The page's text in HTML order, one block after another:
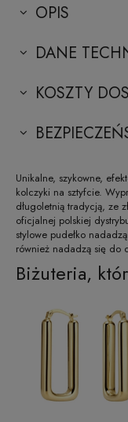
OPIS
DANE
KOSZTY
Unikalne, szykowne,
kolczyki na sztyfcie.
długoletnią tradycją, ze
oficjalnej polskiej
stylowe pudełko
również nadadzą się do
Biżuteria,